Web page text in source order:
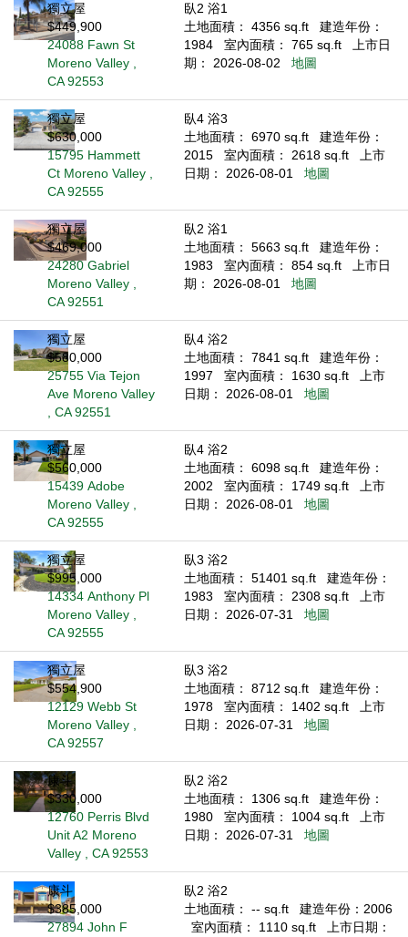
獨立屋
$449,900
24088 Fawn St
Moreno Valley ,
CA 92553
臥2 浴1
土地面積： 4356 sq.ft
建造年份：
1984
室內面積： 765 sq.ft
上市日
期： 2026-08-02
地圖
獨立屋
$630,000
15795 Hammett
Ct Moreno Valley ,
CA 92555
臥4 浴3
土地面積： 6970 sq.ft
建造年份：
2015
室內面積： 2618 sq.ft
上市
日期： 2026-08-01
地圖
獨立屋
$469,000
24280 Gabriel
Moreno Valley ,
CA 92551
臥2 浴1
土地面積： 5663 sq.ft
建造年份：
1983
室內面積： 854 sq.ft
上市日
期： 2026-08-01
地圖
獨立屋
$580,000
25755 Via Tejon
Ave Moreno Valley
, CA 92551
臥4 浴2
土地面積： 7841 sq.ft
建造年份：
1997
室內面積： 1630 sq.ft
上市
日期： 2026-08-01
地圖
獨立屋
$560,000
15439 Adobe
Moreno Valley ,
CA 92555
臥4 浴2
土地面積： 6098 sq.ft
建造年份：
2002
室內面積： 1749 sq.ft
上市
日期： 2026-08-01
地圖
獨立屋
$995,000
14334 Anthony Pl
Moreno Valley ,
CA 92555
臥3 浴2
土地面積： 51401 sq.ft
建造年份：
1983
室內面積： 2308 sq.ft
上市
日期： 2026-07-31
地圖
獨立屋
$554,900
12129 Webb St
Moreno Valley ,
CA 92557
臥3 浴2
土地面積： 8712 sq.ft
建造年份：
1978
室內面積： 1402 sq.ft
上市
日期： 2026-07-31
地圖
康斗
$330,000
12760 Perris Blvd
Unit A2 Moreno
Valley , CA 92553
臥2 浴2
土地面積： 1306 sq.ft
建造年份：
1980
室內面積： 1004 sq.ft
上市
日期： 2026-07-31
地圖
康斗
$385,000
27894 John F
臥2 浴2
土地面積： -- sq.ft
建造年份：2006
室內面積： 1110 sq.ft
上市日期：